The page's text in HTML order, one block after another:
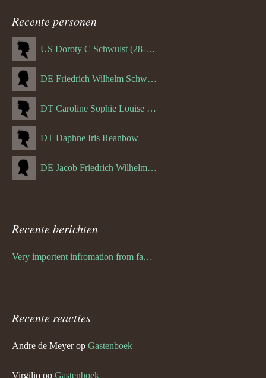
Recente personen
US Doroty C Schwulst (28-12-1919)
DE Friedrich Wilhelm Schwulst
DT Caroline Sophie Louise Schreuder born Schwulst (13-05-1866)
DT Daphne Iris Reanbow
DE Jacob Friedrich Wilhelm Hurth
Recente berichten
Very importent infromation from family Schwulst
Recente reacties
Andre de Meyerop Gastenboek
Virgilio op Gastenboek